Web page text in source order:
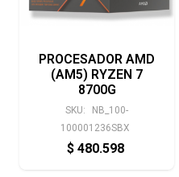
PROCESADOR AMD
(AM5) RYZEN 7
8700G
SKU:
NB_100-
100001236SBX
$ 480.598